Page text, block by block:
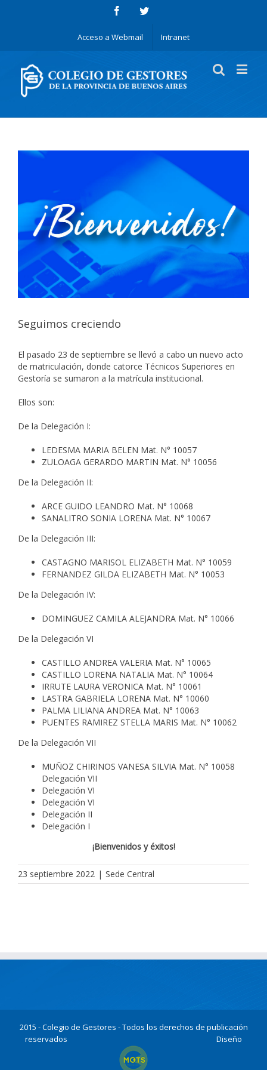
Acceso a Webmail Intranet
Seguimos creciendo
El pasado 23 de septiembre se llevó a cabo un nuevo acto
de matriculación, donde catorce Técnicos Superiores en
Gestoría se sumaron a la matrícula institucional.
Ellos son:
De la Delegación I:
LEDESMA MARIA BELEN Mat. N° 10057
ZULOAGA GERARDO MARTIN Mat. N° 10056
De la Delegación II:
ARCE GUIDO LEANDRO Mat. N° 10068
SANALITRO SONIA LORENA Mat. N° 10067
De la Delegación III:
CASTAGNO MARISOL ELIZABETH Mat. N° 10059
FERNANDEZ GILDA ELIZABETH Mat. N° 10053
De la Delegación IV:
DOMINGUEZ CAMILA ALEJANDRA Mat. N° 10066
De la Delegación VI
CASTILLO ANDREA VALERIA Mat. N° 10065
CASTILLO LORENA NATALIA Mat. N° 10064
IRRUTE LAURA VERONICA Mat. N° 10061
LASTRA GABRIELA LORENA Mat. N° 10060
PALMA LILIANA ANDREA Mat. N° 10063
PUENTES RAMIREZ STELLA MARIS Mat. N° 10062
De la Delegación VII
MUÑOZ CHIRINOS VANESA SILVIA Mat. N° 10058
Delegación VII
Delegación VI
Delegación VI
Delegación II
Delegación I
¡Bienvenidos y éxitos!
23 septiembre 2022 | Sede Central
2015 - Colegio de Gestores - Todos los derechos de publicación
reservados
Diseño